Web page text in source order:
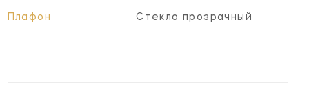
Плафон Стекло прозрачный